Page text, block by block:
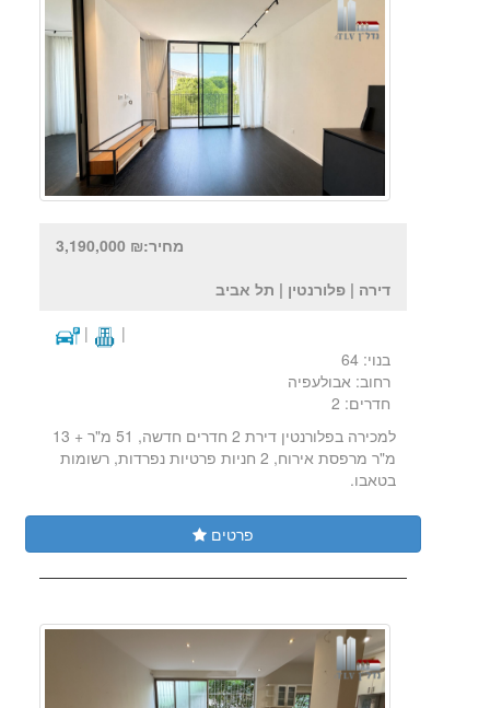
מחיר:₪ 3,190,000
דירה | פלורנטין | תל אביב
|
|
בנוי: 64
רחוב: אבולעפיה
חדרים: 2
למכירה בפלורנטין דירת 2 חדרים חדשה, 51 מ"ר + 13
מ"ר מרפסת אירוח, 2 חניות פרטיות נפרדות, רשומות
בטאבו.
פרטים